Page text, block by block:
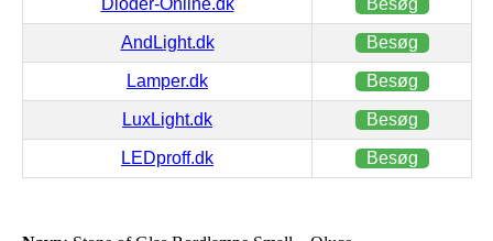
AndLight.dk Besøg
Lamper.dk Besøg
LuxLight.dk Besøg
LEDproff.dk Besøg